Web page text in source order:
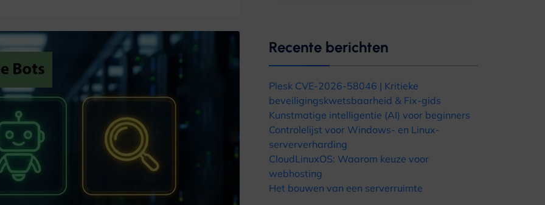
Recente berichten
Plesk CVE-2026-58046 | Kritieke
beveiligingskwetsbaarheid & Fix-gids
Kunstmatige intelligentie (AI) voor beginners
Controlelijst voor Windows- en Linux-
serververharding
CloudLinuxOS: Waarom keuze voor
webhosting
Het bouwen van een serverruimte